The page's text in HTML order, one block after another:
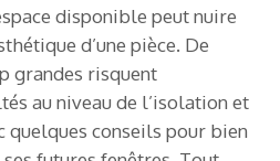
disponible peut nuire
d’une pièce. De
grandes risquent
au niveau de l’isolation et
quelques conseils pour bien